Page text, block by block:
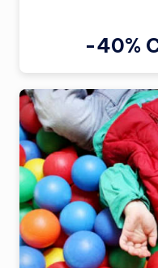
-40%